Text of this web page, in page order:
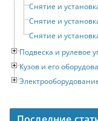
Снятие и
Подвеска и рулевое
Кузов и его